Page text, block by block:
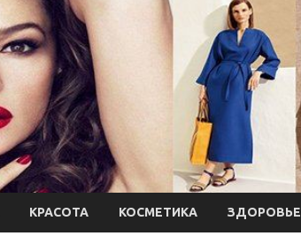
КРАСОТА КОСМЕТИКА ЗДОРОВЬЕ